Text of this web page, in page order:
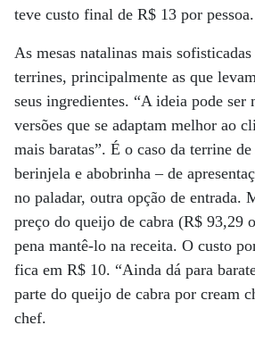
teve custo final de R$ 13 por pessoa.
As mesas natalinas mais
terrines, principalmente as que
seus ingredientes. “A ideia pode ser
versões que se adaptam melhor ao
mais baratas”. É o caso da terrine
berinjela e abobrinha – de
no paladar, outra opção de entrada.
preço do queijo de cabra (R$ 93,29
pena mantê-lo na receita. O custo
fica em R$ 10. “Ainda dá para
parte do queijo de cabra por cream
chef.